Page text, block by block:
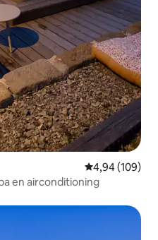
Gemiddelde
4,94 (109)
en airconditioning